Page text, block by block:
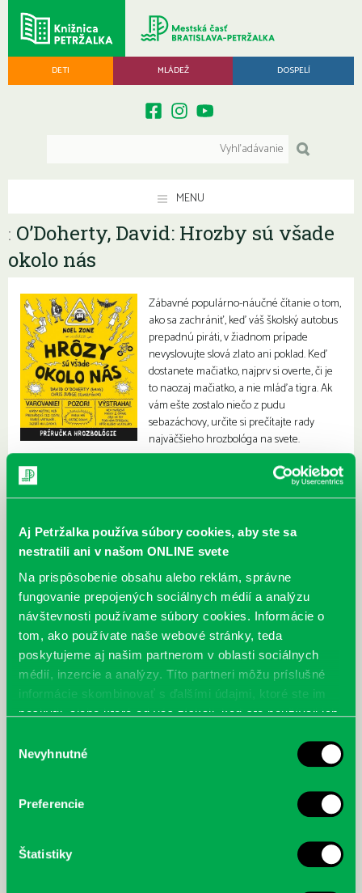
Aj Petržalka používa súbory cookies, aby ste sa
nestratili ani v našom ONLINE svete
Na prispôsobenie obsahu alebo reklám, správne
fungovanie prepojených sociálnych médií a analýzu
návštevnosti používame súbory cookies. Informácie o
tom, ako používate naše webové stránky, teda
poskytujeme aj našim partnerom v oblasti sociálnych
médií, inzercie a analýzy. Títo partneri môžu príslušné
informácie skombinovať s ďalšími údajmi, ktoré ste im
poskytli, alebo ktoré od vás získali, keď ste používali ich
súhlasu
Nevyhnutné
Preferencie
Štatistiky
DETI MLÁDEŽ DOSPELÍ
MENU
: O’Doherty, David: Hrozby sú všade
okolo nás
Zábavné populárno-náučné čítanie o tom,
ako sa zachrániť, keď váš školský autobus
prepadnú piráti, v žiadnom prípade
nevyslovujte slová zlato ani poklad. Keď
dostanete mačiatko, najprv si overte, či je
to naozaj mačiatko, a nie mláďa tigra. Ak
vám ešte zostalo niečo z pudu
sebazáchovy, určite si prečítajte rady
najväčšieho hrozbológa na svete.
cyklistu modernej doby:
nezastaviteľný